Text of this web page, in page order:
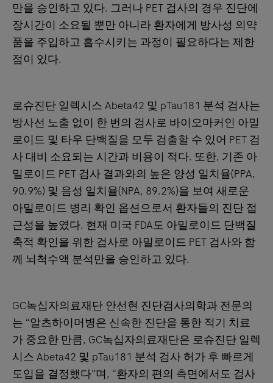
만을 승인하고 있다. 그러나 PET 검사의 경우 진단에
장시간이 소요될 뿐만 아니라 환자에게 방사성 의약
품을 주입하고 흡수시키는 과정이 필요하다는 제한
점이 있다.
로슈진단 일렉시스 Abeta42 및 pTau181 분석 검사는
방사선 노출 없이 한 번의 검사로 바이오마커인 아밀
로이드 및 타우 단백질을 모두 검출할 수 있어 PET 검
사 대비 소요되는 시간과 비용이 적다. 또한, 기존 아
밀로이드 PET 검사 결과와의 높은 양성 일치율(PPA,
90.9%) 및 음성 일치율(NPA, 89.2%)을 보여 새로운
아밀로이드 병리 확인 옵션으로서 환자들의 진단 접
근성을 높였다. 현재 미국 FDA도 아밀로이드 단백질
축적 확인을 위한 검사로 아밀로이드 PET 검사와 함
께 뇌척수액 분석만을 승인하고 있다.
GC녹십자의료재단 안선현 진단검사의학과 전문의
는 “알츠하이머병은 신속한 진단을 통한 적기 치료
가 중요한 만큼, GC녹십자의료재단은 로슈진단 일렉
시스 Abeta42 및 pTau181 분석 검사 허가 후 빠르게
도입을 결정했다”며, “환자의 편의 측면에서도 검사